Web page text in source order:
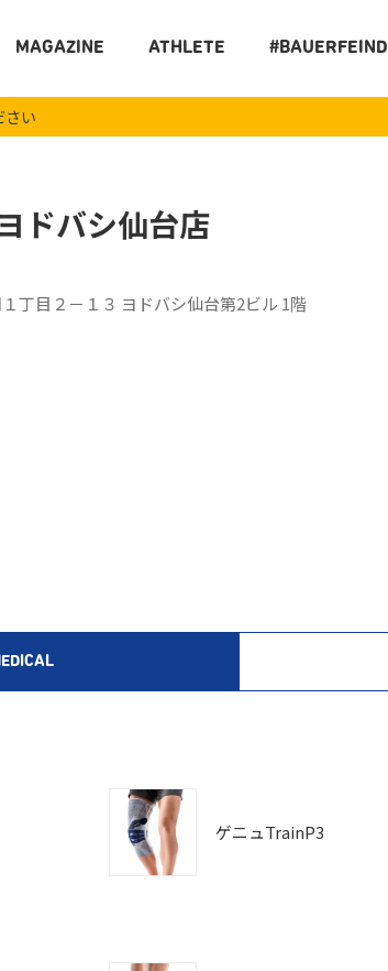
さい
MAGAZINE ATHLETE #BAUERFEIND
ドバシ仙台店
丁目２－１３ ヨドバシ仙台第2ビル 1階
ゲニュTrainP3